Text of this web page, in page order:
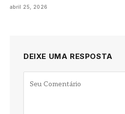
abril 25, 2026
DEIXE UMA RESPOSTA